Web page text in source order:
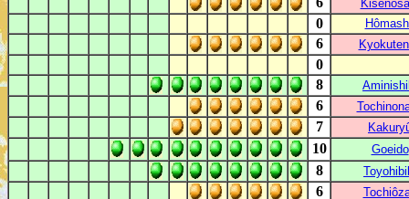
0
6
0
8
6
7
10 Goeido
8
6